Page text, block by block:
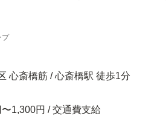
プ
心斎橋筋 / 心斎橋駅 徒歩1分
1,300円 / 交通費支給